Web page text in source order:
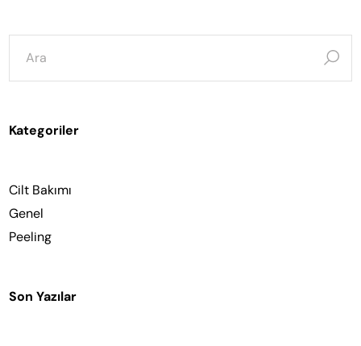
şunun
için
ara:
Kategoriler
Cilt Bakımı
Genel
Peeling
Son Yazılar